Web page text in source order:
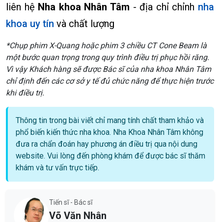
liên hệ Nha khoa Nhân Tâm - địa chỉ chỉnh nha
khoa uy tín và chất lượng
*Chụp phim X-Quang hoặc phim 3 chiều CT Cone Beam là
một bước quan trọng trong quy trình điều trị phục hồi răng.
Vì vậy Khách hàng sẽ được Bác sĩ của nha khoa Nhân Tâm
chỉ định đến các cơ sở y tế đủ chức năng để thực hiện trước
khi điều trị.
Thông tin trong bài viết chỉ mang tính chất tham khảo và
phổ biến kiến thức nha khoa. Nha Khoa Nhân Tâm không
đưa ra chẩn đoán hay phương án điều trị qua nội dung
website. Vui lòng đến phòng khám để được bác sĩ thăm
khám và tư vấn trực tiếp.
Tiến sĩ - Bác sĩ
Võ Văn Nhân